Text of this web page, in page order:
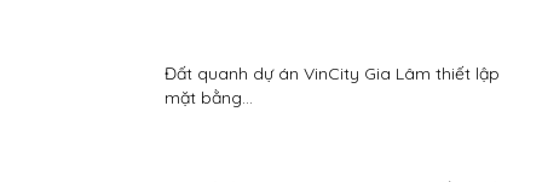
Đất quanh dự án VinCity Gia Lâm thiết lập
mặt bằng...